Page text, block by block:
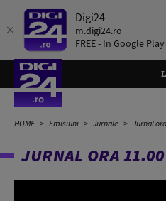
Digi24
m.digi24.ro
FREE - In Google Play
HOME Emisiuni Jurnale Jurnal
JURNAL ORA